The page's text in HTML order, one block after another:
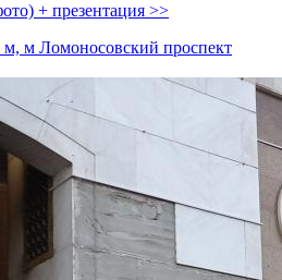
+ презентация >>
м, м Ломоносовский проспект